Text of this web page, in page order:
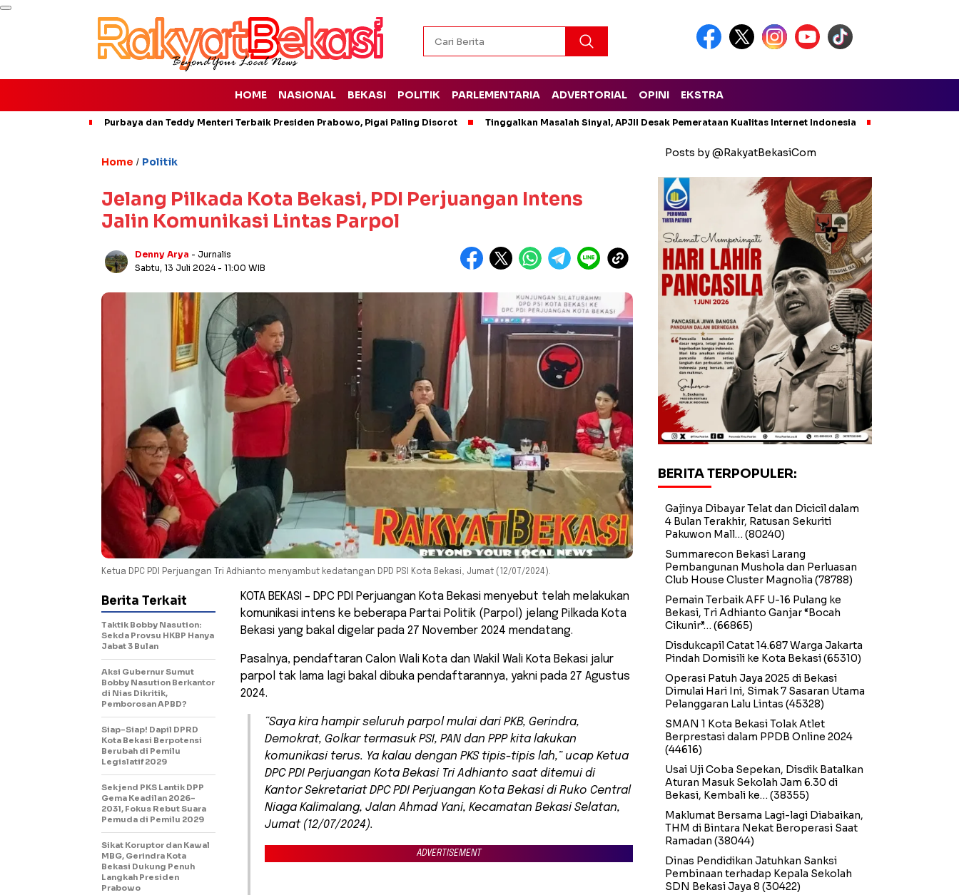
HOME NASIONAL BEKASI POLITIK PARLEMENTARIA ADVERTORIAL OPINI EKSTRA
Purbaya dan Teddy Menteri Terbaik Presiden Prabowo, Pigai Paling Disorot Tinggalkan Masalah Sinyal, APJII Desak Pemerataan Kualitas Internet Indonesia
Home / Politik
Jelang Pilkada Kota Bekasi, PDI Perjuangan Intens
Jalin Komunikasi Lintas Parpol
Denny Arya - Jurnalis
Sabtu, 13 Juli 2024 - 11:00 WIB
Ketua DPC PDI Perjuangan Tri Adhianto menyambut kedatangan DPD PSI Kota Bekasi, Jumat (12/07/2024).
KOTA BEKASI – DPC PDI Perjuangan Kota Bekasi menyebut telah melakukan
komunikasi intens ke beberapa Partai Politik (Parpol) jelang Pilkada Kota
Bekasi yang bakal digelar pada 27 November 2024 mendatang.
Pasalnya, pendaftaran Calon Wali Kota dan Wakil Wali Kota Bekasi jalur
parpol tak lama lagi bakal dibuka pendaftarannya, yakni pada 27 Agustus
2024.
“Saya kira hampir seluruh parpol mulai dari PKB, Gerindra,
Demokrat, Golkar termasuk PSI, PAN dan PPP kita lakukan
komunikasi terus. Ya kalau dengan PKS tipis-tipis lah,” ucap Ketua
DPC PDI Perjuangan Kota Bekasi Tri Adhianto saat ditemui di
Kantor Sekretariat DPC PDI Perjuangan Kota Bekasi di Ruko Central
Niaga Kalimalang, Jalan Ahmad Yani, Kecamatan Bekasi Selatan,
Jumat (12/07/2024).
ADVERTISEMENT
Berita Terkait
Taktik Bobby Nasution:
Sekda Provsu HKBP Hanya
Jabat 3 Bulan
Aksi Gubernur Sumut
Bobby Nasution Berkantor
di Nias Dikritik,
Pemborosan APBD?
Siap-Siap! Dapil DPRD
Kota Bekasi Berpotensi
Berubah di Pemilu
Legislatif 2029
Sekjend PKS Lantik DPP
Gema Keadilan 2026-
2031, Fokus Rebut Suara
Pemuda di Pemilu 2029
Sikat Koruptor dan Kawal
MBG, Gerindra Kota
Bekasi Dukung Penuh
Langkah Presiden
Prabowo
Posts by @RakyatBekasiCom
BERITA TERPOPULER:
Gajinya Dibayar Telat dan Dicicil dalam
4 Bulan Terakhir, Ratusan Sekuriti
Pakuwon Mall… (80240)
Summarecon Bekasi Larang
Pembangunan Mushola dan Perluasan
Club House Cluster Magnolia (78788)
Pemain Terbaik AFF U-16 Pulang ke
Bekasi, Tri Adhianto Ganjar “Bocah
Cikunir”… (66865)
Disdukcapil Catat 14.687 Warga Jakarta
Pindah Domisili ke Kota Bekasi(65310)
Operasi Patuh Jaya 2025 di Bekasi
Dimulai Hari Ini, Simak 7 Sasaran Utama
Pelanggaran Lalu Lintas (45328)
SMAN 1 Kota Bekasi Tolak Atlet
Berprestasi dalam PPDB Online 2024
(44616)
Usai Uji Coba Sepekan, Disdik Batalkan
Aturan Masuk Sekolah Jam 6.30 di
Bekasi, Kembali ke… (38355)
Maklumat Bersama Lagi-lagi Diabaikan,
THM di Bintara Nekat Beroperasi Saat
Ramadan (38044)
Dinas Pendidikan Jatuhkan Sanksi
Pembinaan terhadap Kepala Sekolah
SDN Bekasi Jaya 8 (30422)